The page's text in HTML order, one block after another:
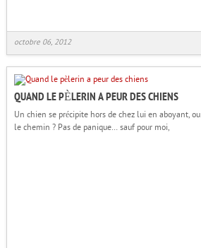
octobre 06, 2012
QUAND LE PÈLERIN A PEUR DES CHIENS
Un chien se précipite hors de chez lui en aboyant,
le chemin ? Pas de panique… sauf pour moi,